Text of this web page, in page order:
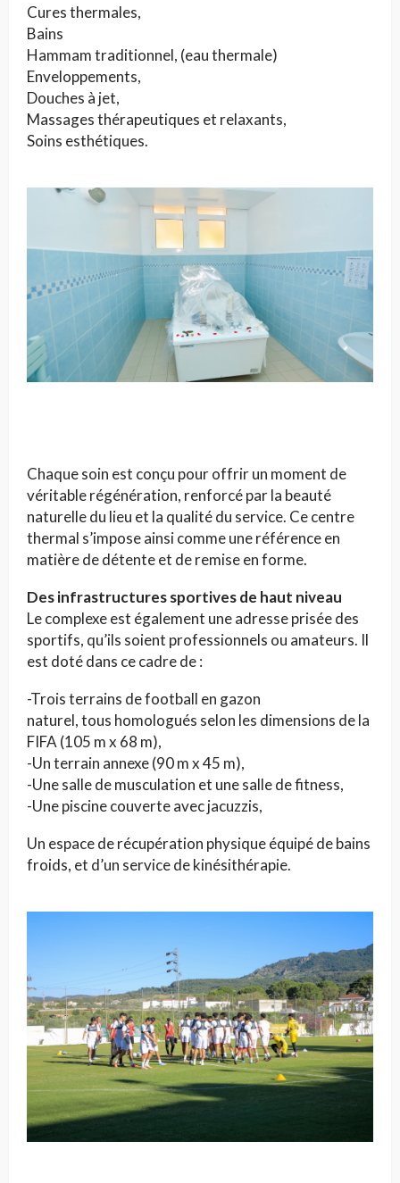
Cures thermales,
Bains
Hammam traditionnel, (eau thermale)
Enveloppements,
Douches à jet,
Massages thérapeutiques et relaxants,
Soins esthétiques.
Chaque soin est conçu pour offrir un moment de
véritable régénération, renforcé par la beauté
naturelle du lieu et la qualité du service. Ce centre
thermal s’impose ainsi comme une référence en
matière de détente et de remise en forme.
Des infrastructures sportives de haut niveau
Le complexe est également une adresse prisée des
sportifs, qu’ils soient professionnels ou amateurs. Il
est doté dans ce cadre de :
-Trois terrains de football en gazon
naturel, tous homologués selon les dimensions de la
FIFA (105 m x 68 m),
-Un terrain annexe (90 m x 45 m),
-Une salle de musculation et une salle de fitness,
-Une piscine couverte avec jacuzzis,
Un espace de récupération physique équipé de bains
froids, et d’un service de kinésithérapie.